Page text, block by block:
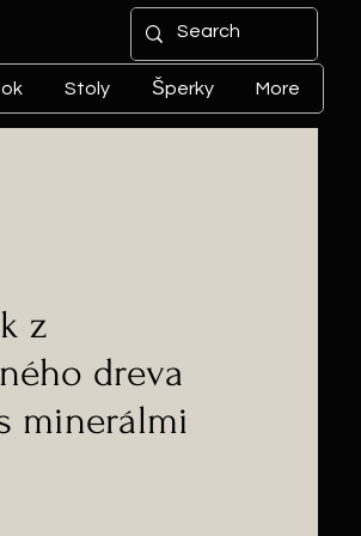
Stoly Šperky More
z
dreva
minerálmi